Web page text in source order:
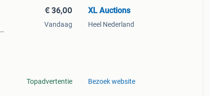
€ 36,00
Vandaag
Topadvertentie
XL Auctions
Heel Nederland
Bezoek website